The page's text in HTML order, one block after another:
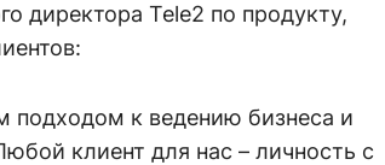
директора Tele2 по продукту,
подходом к ведению бизнеса и
клиент для нас – личность с